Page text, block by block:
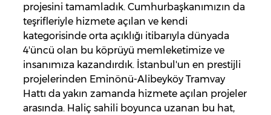
projesini tamamladık. Cumhurbaşkanımızın da
teşrifleriyle hizmete açılan ve kendi
kategorisinde orta açıklığı itibarıyla dünyada
4'üncü olan bu köprüyü memleketimize ve
insanımıza kazandırdık. İstanbul'un en prestijli
projelerinden Eminönü-Alibeyköy Tramvay
Hattı da yakın zamanda hizmete açılan projeler
arasında. Haliç sahili boyunca uzanan bu hat,